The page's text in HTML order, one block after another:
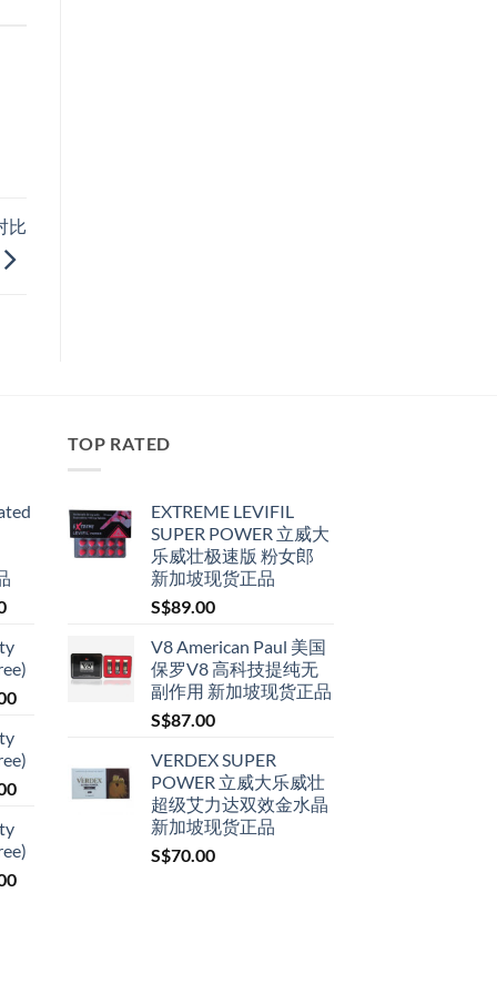
比
Price
S$79.00
through
S$399.00
Price
through
S$209.00
Price
through
S$209.00
Price
TOP RATED
EXTREME LEVIFIL
SUPER POWER 立威大
乐威壮极速版 粉女郎
新加坡现货正品
S$89.00
V8 American Paul 美国
保罗V8 高科技提纯无
副作用 新加坡现货正品
S$87.00
VERDEX SUPER
POWER 立威大乐威壮
超级艾力达双效金水晶
新加坡现货正品
S$70.00